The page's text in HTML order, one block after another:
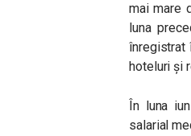
mai mare
luna
înregistrat
hoteluri și
În luna
salarial